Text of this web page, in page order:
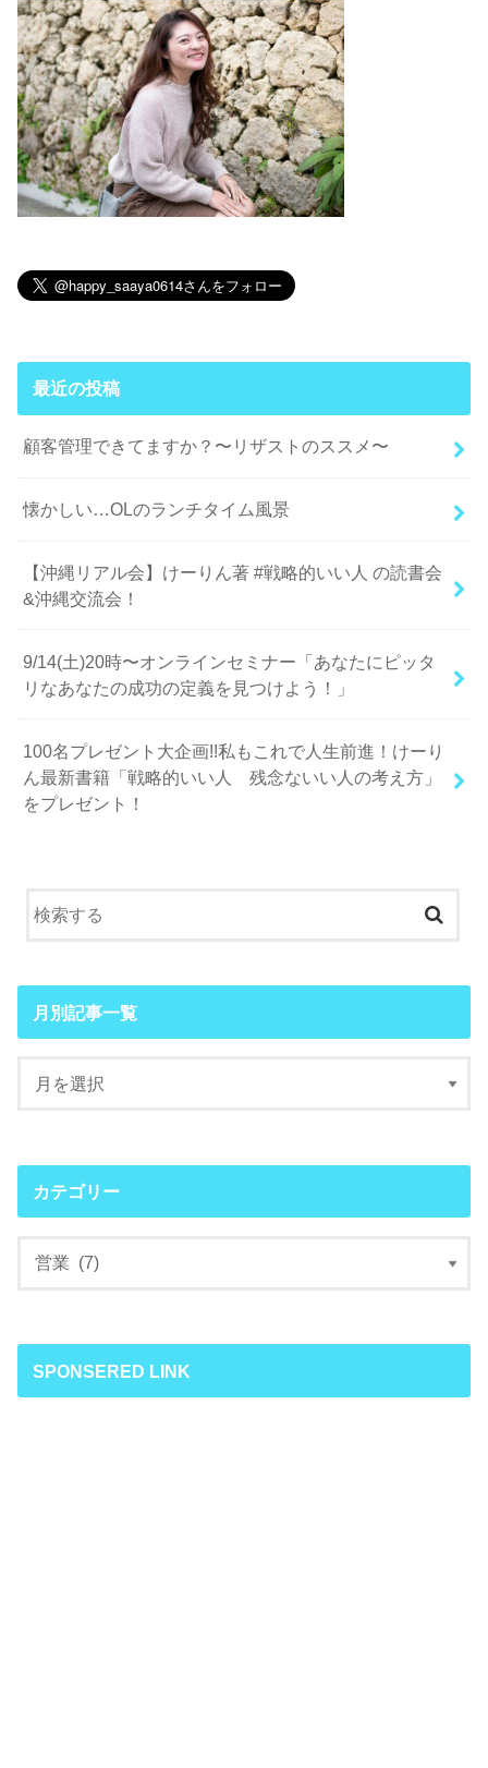
最近の投稿
顧客管理できてますか？〜リザストのススメ〜
懐かしい…OLのランチタイム風景
【沖縄リアル会】けーりん著 #戦略的いい人 の読書会
&沖縄交流会！
9/14(土)20時〜オンラインセミナー「あなたにピッタ
リなあなたの成功の定義を見つけよう！」
100名プレゼント大企画!!私もこれで人生前進！けーり
ん最新書籍「戦略的いい人 残念ないい人の考え方」
をプレゼント！
月別記事一覧
カテゴリー
SPONSERED LINK